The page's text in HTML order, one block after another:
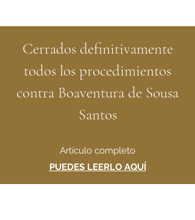
Cerrados definitivamente
todos los procedimientos
contra Boaventura de Sousa
Santos
Artículo completo
PUEDES LEERLO AQUÍ